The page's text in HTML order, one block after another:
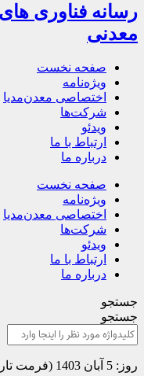
رسانه فناوری
معدنی
صفحه نخست
ویژه‌نامه
اختصاصی معدن‌مدیا
شرکت‌ها
ویدئو
ارتباط با ما
درباره ما
صفحه نخست
ویژه‌نامه
اختصاصی معدن‌مدیا
شرکت‌ها
ویدئو
ارتباط با ما
درباره ما
جستجو
جستجو
روز: 5 آبان 1403 (فرمت تاریخ آرشیو روزانه)